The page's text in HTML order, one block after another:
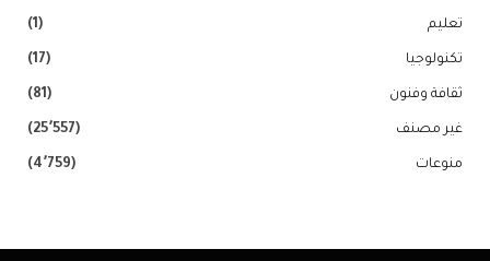
تعليم (1)
تكنولوجيا (17)
ثقافة وفنون (81)
غير مصنف (25٬557)
منوعات (4٬759)